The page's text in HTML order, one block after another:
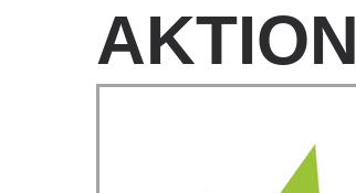
AKTION